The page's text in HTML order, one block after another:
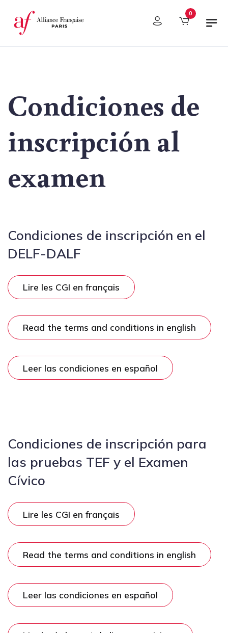
Panel de gestión de cookies 0
Condiciones de
inscripción al
examen
Condiciones de inscripción en el
DELF-DALF
Lire les CGI en français
Read the terms and conditions in english
Leer las condiciones en español
Condiciones de inscripción para
las pruebas TEF y el Examen
Cívico
Lire les CGI en français
Read the terms and conditions in english
Leer las condiciones en español